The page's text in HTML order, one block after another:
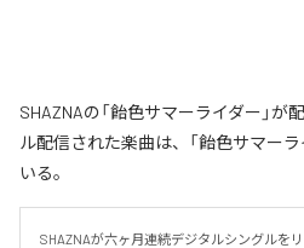
SHAZNAの「飴色サマーライダー」
ル配信された楽曲は、「飴色サマー
いる。
SHAZNAが六ヶ月連続デジタルシングルを